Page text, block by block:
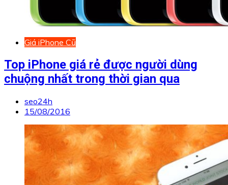
Giá iPhone Cũ
Top iPhone giá rẻ được người dùng
chuộng nhất trong thời gian qua
seo24h
15/08/2016